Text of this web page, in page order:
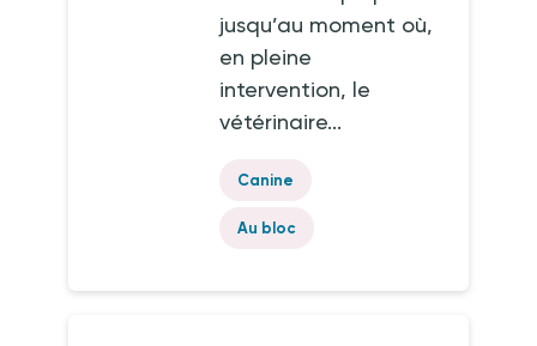
jusqu’au moment où,
en pleine
intervention, le
vétérinaire...
Canine
Au bloc